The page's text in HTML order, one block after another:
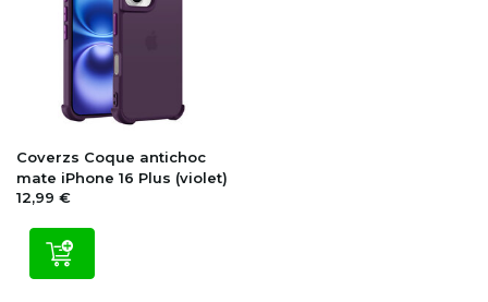
Coverzs Coque antichoc
mate iPhone 16 Plus (violet)
12,99 €